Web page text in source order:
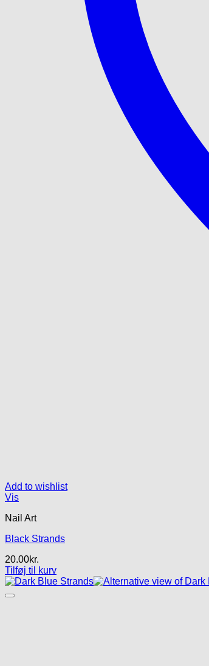
Add to wishlist
Vis
Nail Art
Black Strands
20.00kr.
Tilføj til kurv